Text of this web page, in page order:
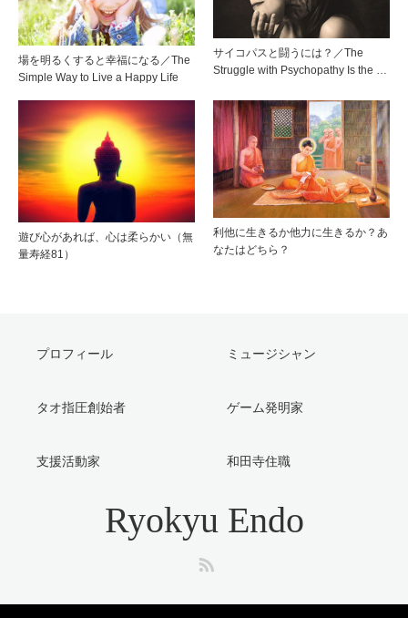
場を明るくすると幸福になる／The
Simple Way to Live a Happy Life
サイコパスと闘うには？／The
Struggle with Psychopathy Is the …
遊び心があれば、心は柔らかい（無
量寿経81）
利他に生きるか他力に生きるか？あ
なたはどちら？
プロフィール ミュージシャン
タオ指圧創始者 ゲーム発明家
支援活動家 和田寺住職
Ryokyu Endo